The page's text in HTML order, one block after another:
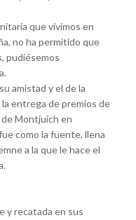
que vivimos en
no ha permitido que
pudiésemos
amistad y el de la
entrega de premios de
Montjuich en
como la fuente, llena
a la que le hace el
y recatada en sus